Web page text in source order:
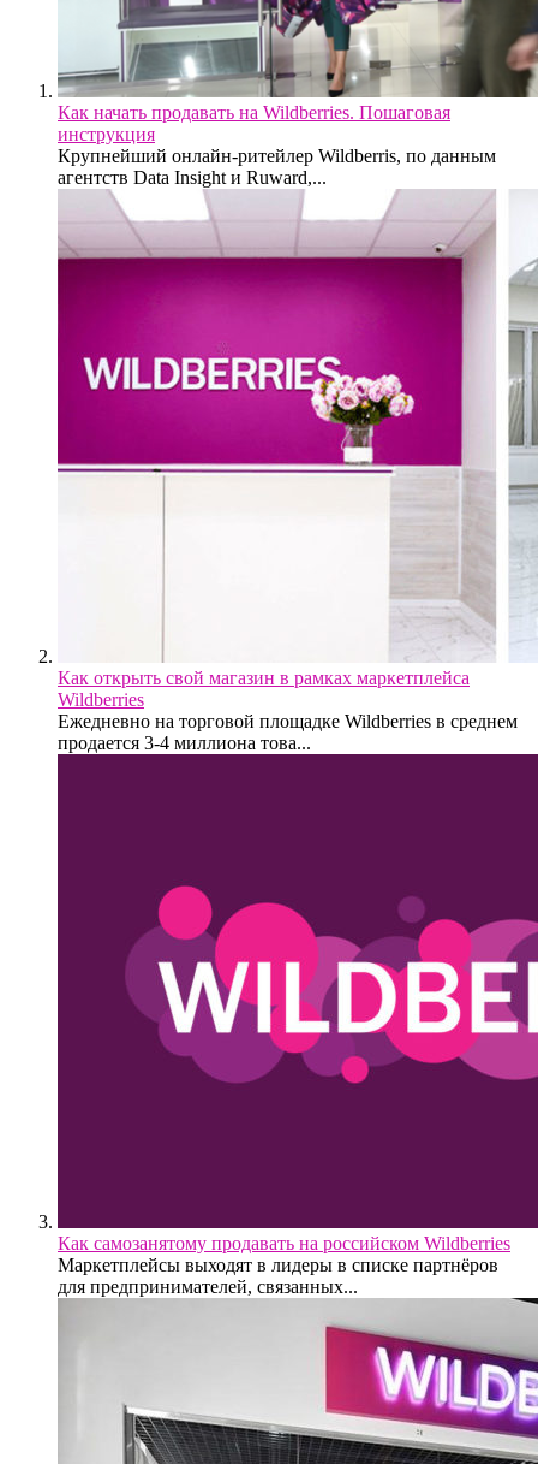
Как начать продавать на Wildberries. Пошаговая
инструкция
Крупнейший онлайн-ритейлер Wildberris, по данным
агентств Data Insight и Ruward,...
Как открыть свой магазин в рамках маркетплейса
Wildberries
Ежедневно на торговой площадке Wildberries в среднем
продается 3-4 миллиона това...
Как самозанятому продавать на российском Wildberries
Маркетплейсы выходят в лидеры в списке партнёров
для предпринимателей, связанных...